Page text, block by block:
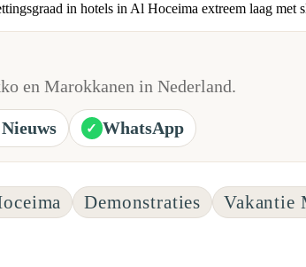
in hotels in Al Hoceima extreem laag met
en Marokkanen in Nederland.
✓ WhatsApp
Demonstraties Vakantie